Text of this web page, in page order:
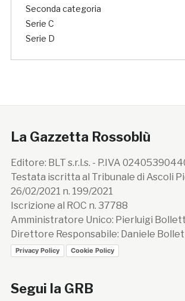
Seconda categoria
Serie C
Serie D
La Gazzetta Rossoblù
Editore: BLT s.r.l.s. - P.IVA
Testata iscritta al Tribunale di Ascoli
26/02/2021 n. 199/2021
Iscrizione al ROC n. 37788
Amministratore Unico: Pierluigi
Direttore Responsabile: Daniele
Privacy Policy Cookie Policy
Segui la GRB